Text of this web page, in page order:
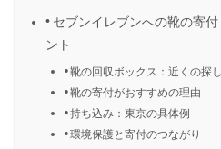
セブンイレブンへの靴の寄
ント
靴の回収ボックス：近くの探
靴の寄付がおすすめの理由
持ち込み：東京の具体例
環境保護と寄付のつながり